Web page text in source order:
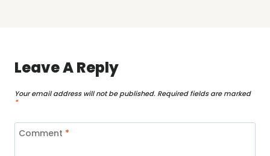
Leave A Reply
Your email address will not be published. Required fields are marked
*
Comment *